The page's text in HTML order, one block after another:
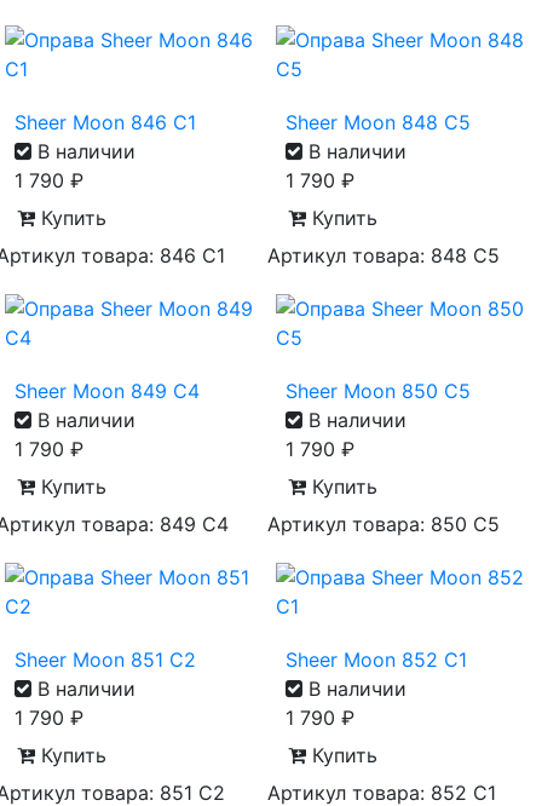
Sheer Moon 846 С1
В наличии
1 790 ₽
Купить
товара: 846 С1
Sheer Moon 848 С5
В наличии
1 790 ₽
Купить
Артикул товара: 848 С5
Sheer Moon 849 С4
В наличии
1 790 ₽
Купить
товара: 849 С4
Sheer Moon 850 С5
В наличии
1 790 ₽
Купить
Артикул товара: 850 С5
Sheer Moon 851 С2
В наличии
1 790 ₽
Купить
товара: 851 С2
Sheer Moon 852 С1
В наличии
1 790 ₽
Купить
Артикул товара: 852 С1